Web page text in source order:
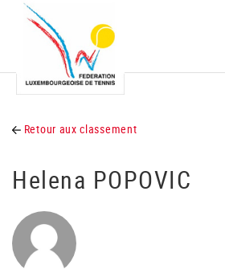
Retour aux classement
Helena POPOVIC